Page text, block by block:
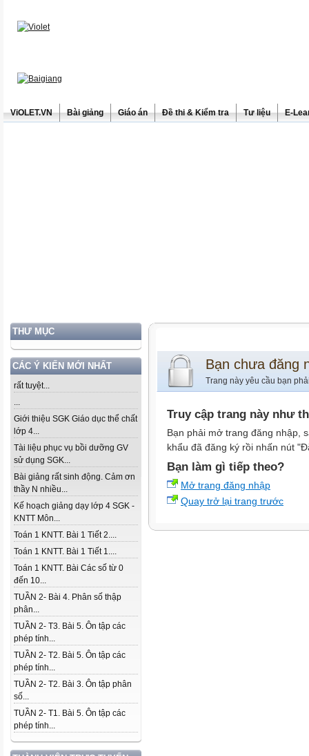
ViOLET.VN Bài giảng Giáo án Đề thi & Kiểm tra Tư liệu E-
THƯ MỤC
CÁC Ý KIẾN MỚI NHẤT
rất tuyệt...
...
Giới thiệu SGK Giáo dục thể chất
lớp 4...
Tài liệu phục vụ bồi dưỡng GV
sử dụng SGK...
Bài giảng rất sinh động. Cảm ơn
thầy N nhiều...
Kế hoạch giảng dạy lớp 4 SGK -
KNTT Môn...
Toán 1 KNTT. Bài 1 Tiết 2....
Toán 1 KNTT. Bài 1 Tiết 1....
Toán 1 KNTT. Bài Các số từ 0
đến 10...
TUẦN 2- Bài 4. Phân số thập
phân...
TUẦN 2- T3. Bài 5. Ôn tập các
phép tính...
TUẦN 2- T2. Bài 5. Ôn tập các
phép tính...
TUẦN 2- T2. Bài 3. Ôn tập phân
số...
TUẦN 2- T1. Bài 5. Ôn tập các
phép tính...
Bạn chưa đăng
Trang này yêu cầu bạn
Truy cập trang này như
Bạn phải mở trang đăng nhập,
khẩu đã đăng ký rồi nhấn nút
Bạn làm gì tiếp theo?
Mở trang đăng nhập
Quay trở lại trang trước